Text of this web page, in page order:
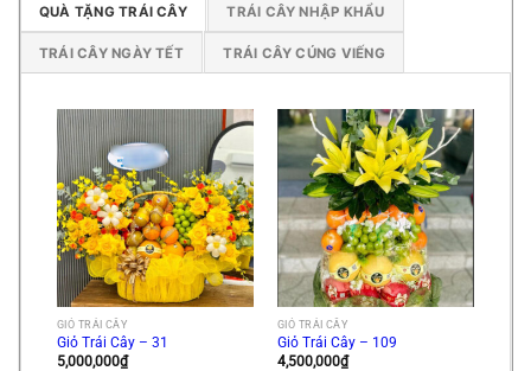
QUÀ TẶNG TRÁI CÂY TRÁI CÂY NHẬP KHẨU
TRÁI CÂY NGÀY TẾT TRÁI CÂY CÚNG VIẾNG
GIỎ TRÁI CÂY
Giỏ Trái Cây – 31
5,000,000₫
GIỎ TRÁI CÂY
Giỏ Trái Cây – 109
4,500,000₫